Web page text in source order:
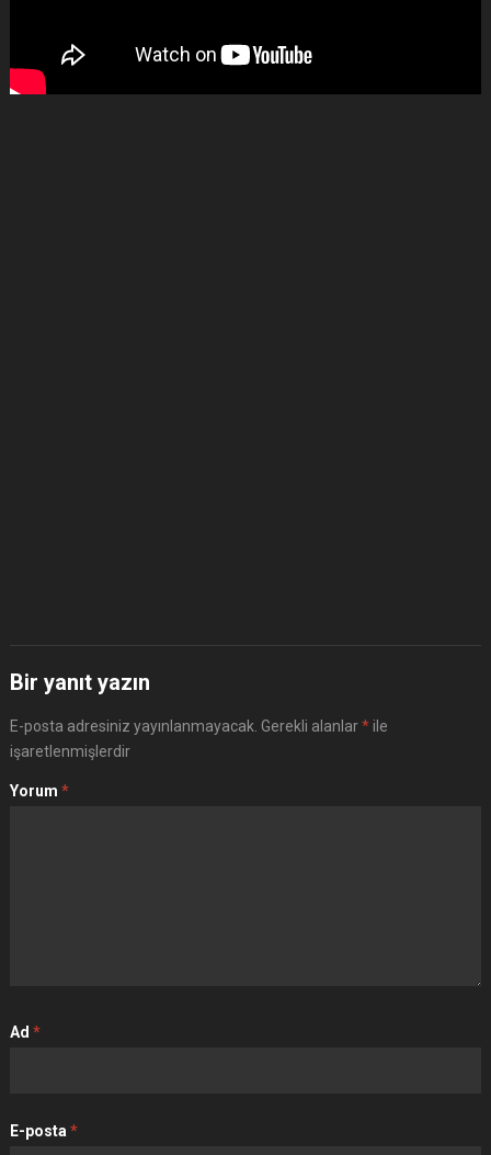
Bir yanıt yazın
E-posta adresiniz yayınlanmayacak. Gerekli alanlar*ile
işaretlenmişlerdir
Yorum *
Ad *
E-posta *